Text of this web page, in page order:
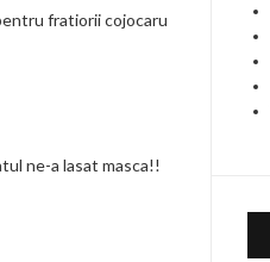
fratiorii cojocaru
ne-a lasat masca!!